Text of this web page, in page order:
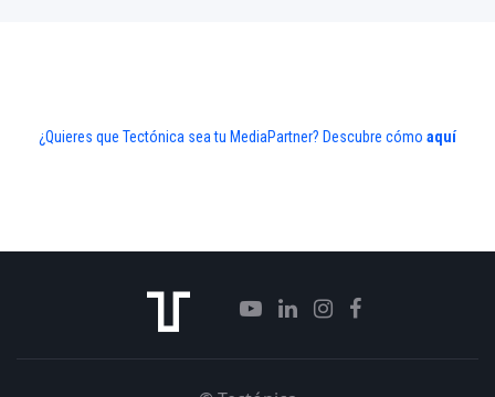
¿Quieres que Tectónica sea tu MediaPartner? Descubre cómo aquí